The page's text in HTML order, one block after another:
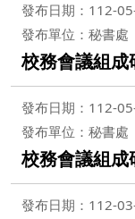
發布日期：112-
發布單位：秘書處
校務會議組
發布日期：112-
發布單位：秘書處
校務會議組
發布日期：112-